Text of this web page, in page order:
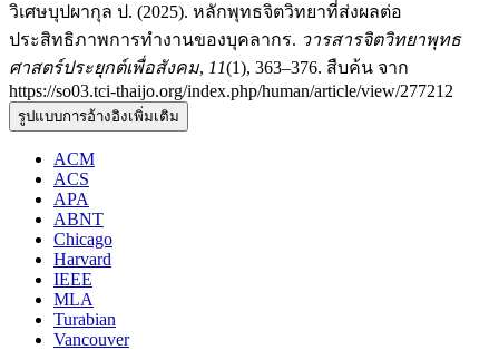
วิเศษบุปผากุล ป. (2025). หลักพุทธจิตวิทยาที่ส่งผลต่อ
ประสิทธิภาพการทำงานของบุคลากร. วารสารจิตวิทยาพุทธ
ศาสตร์ประยุกต์เพื่อสังคม, 11(1), 363–376. สืบค้น จาก
https://so03.tci-thaijo.org/index.php/human/article/view/277212
รูปแบบการอ้างอิงเพิ่มเติม
ACM
ACS
APA
ABNT
Chicago
Harvard
IEEE
MLA
Turabian
Vancouver